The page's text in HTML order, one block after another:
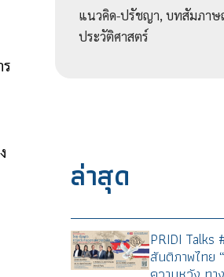
แนวคิด-ปรัชญา, บทสัมภาษ
ประวัติศาสตร์
ล่าสุด
PRIDI Talks
สันติภาพไทย